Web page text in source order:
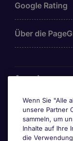
Google Rating
Über die
Awards
Wenn Sie "Alle
unsere Partner
sammeln, um
Inhalte auf Ihre
die